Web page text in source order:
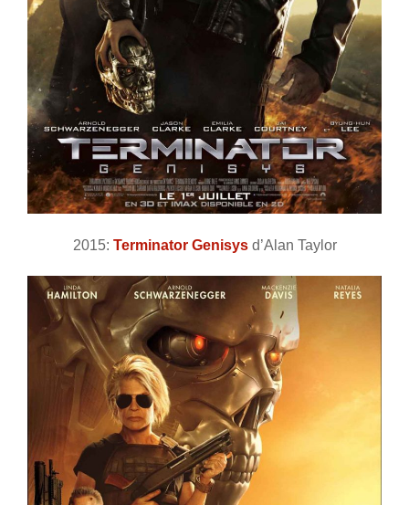
2015: Terminator Genisysd’Alan Taylor